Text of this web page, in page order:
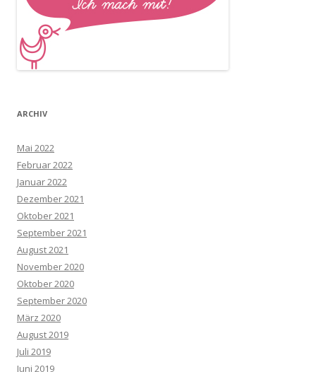
ARCHIV
Mai 2022
Februar 2022
Januar 2022
Dezember 2021
Oktober 2021
September 2021
August 2021
November 2020
Oktober 2020
September 2020
März 2020
August 2019
Juli 2019
Juni 2019